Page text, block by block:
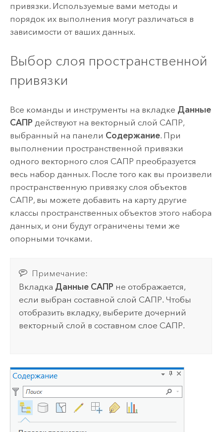
привязки. Используемые вами методы и
порядок их выполнения могут различаться в
зависимости от ваших данных.
Выбор слоя пространственной
привязки
Все команды и инструменты на вкладке Данные
САПР действуют на векторный слой САПР,
выбранный на панели Содержание. При
выполнении пространственной привязки
одного векторного слоя САПР преобразуется
весь набор данных. После того как вы произвели
пространственную привязку слоя объектов
САПР, вы можете добавить на карту другие
классы пространственных объектов этого набора
данных, и они будут ограничены теми же
опорными точками.
Примечание:
Вкладка Данные САПР не отображается,
если выбран составной слой САПР. Чтобы
отобразить вкладку, выберите дочерний
векторный слой в составном слое САПР.